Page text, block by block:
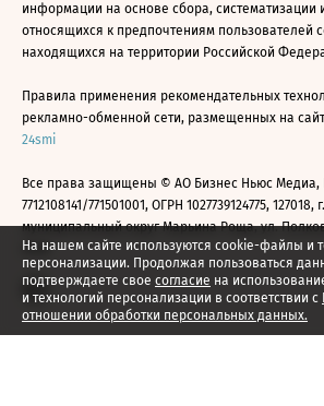
На нашем сайте используются cookie-файлы и
персонализации. Продолжая пользоваться
подтверждаете свое согласие на
и технологий персонализации в соответствии с
отношении обработки персональных данных.
информации на основе сбора, систематизации
относящихся к предпочтениям пользователей
находящихся на территории Российской
Правила применения рекомендательных
рекламно-обменной сети, размещенных на
24smi
Все права защищены © АО Бизнес Ньюс
7712108141/771501001, ОГРН 1027739124775, 127018,
муниципальный округ Марьина Роща, ул.
2026